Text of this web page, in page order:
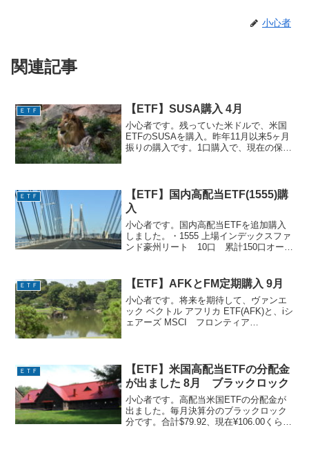
小心者
関連記事
ＥＴＦ 【ETF】SUSA購入 4月
小心者です。残っていた米ドルで、米国
ETFのSUSAを購入。昨年11月以来5ヶ月
振りの購入です。1口購入で、現在の保有
ＥＴＦ
【ETF】国内高配当ETF(1555)購
入
小心者です。国内高配当ETFを追加購入
しました。・1555 上場インデックスファ
ンド豪州リート 10口 累計150口オース
です。1555の一年チャート現在の保有...
ＥＴＦ 【ETF】AFKとFM定期購入 9月
小心者です。将来を期待して、ヴァンエ
ック ベクトル アフリカ ETF(AFK)と、iシ
ェアーズ MSCI フロンティア
ＥＴＦ
【ETF】米国高配当ETFの分配金
が出ました 8月 ブラックロック
小心者です。高配当米国ETFの分配金が
出ました。毎月決算分のブラックロック
分です。合計$79.92、現在¥106.00くらい